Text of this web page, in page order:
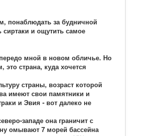
понаблюдать за будничной
сиртаки и ощутить самое
мной в новом обличье. Но
страна, куда хочется
страны, возраст которой
имеют свои памятники и
и Эвия - вот далеко не
западе она граничит с
омывают 7 морей бассейна